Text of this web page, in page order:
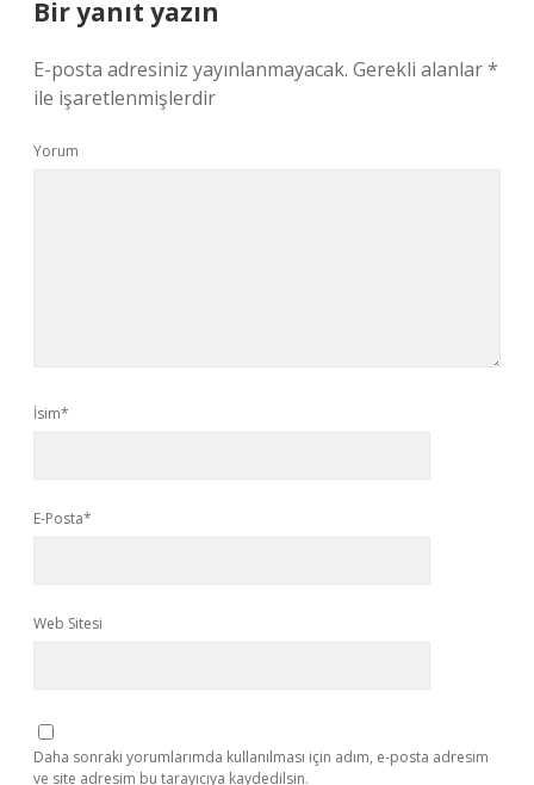
Bir yanıt yazın
E-posta adresiniz yayınlanmayacak. Gerekli alanlar*
ile işaretlenmişlerdir
Yorum
İsim*
E-Posta*
Web Sitesi
Daha sonraki yorumlarımda kullanılması için adım, e-posta adresim
ve site adresim bu tarayıcıya kaydedilsin.